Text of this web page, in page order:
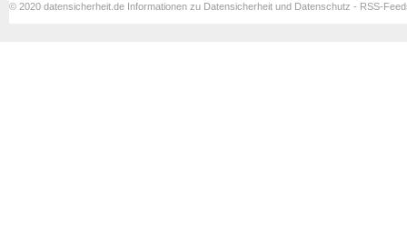
© 2020 datensicherheit.de Informationen zu Datensicherheit und Datenschutz - RSS-